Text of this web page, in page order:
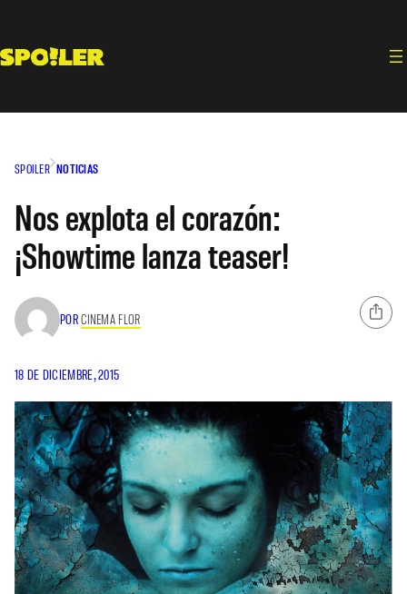
contenido
SPOILER NOTICIAS
Nos explota el corazón:
¡Showtime lanza teaser!
PORCINEMA FLOR
18 DE DICIEMBRE, 2015